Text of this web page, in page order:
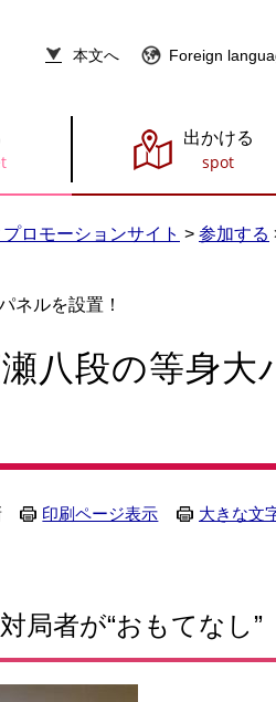
本文へ Foreign
出かける
ロモーションサイト > 参加する
ネルを設置！
八段の等身大
印刷ページ表示 大きな文
局者が“おもてなし”